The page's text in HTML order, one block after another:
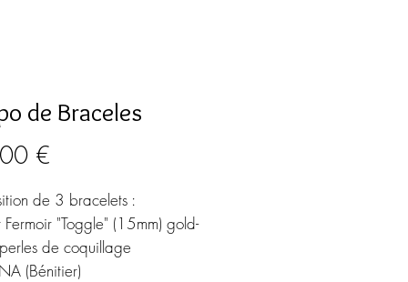
de Braceles
€
de 3 bracelets :
Fermoir "Toggle" (15mm) gold-
de coquillage
(Bénitier)